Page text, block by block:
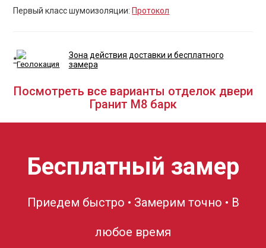
Первый класс шумоизоляции: Протокол
*
Зона действия доставки и бесплатного
замера
Посмотреть все варианты отделок двери
Гранит М8 барк
Бесплатный замер
Приедем быстро • Замерим точно • В
любое время